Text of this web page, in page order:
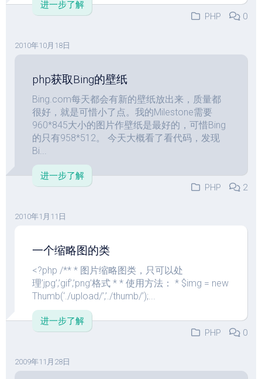
进一步了解
PHP
0
2010年10月18日
php获取Bing的壁纸
Bing.com每天都会有新的壁纸放出来，质量都
很好，就是可惜小了点。我的Milestone需要
960*845大小的图片作壁纸是最好的，可惜Bing
的只有958*512。 今天大概看了看代码，发现
Bi...
进一步了解
PHP
2
2010年1月11日
一个缩略图的类
<?php /** * 图片缩略图类，只可以处
理’jpg’,’gif’,’png’格式 * * 使用方法： * $img = new
Thumb(‘./upload/’,’./thumb/’);...
进一步了解
PHP
0
2009年11月28日